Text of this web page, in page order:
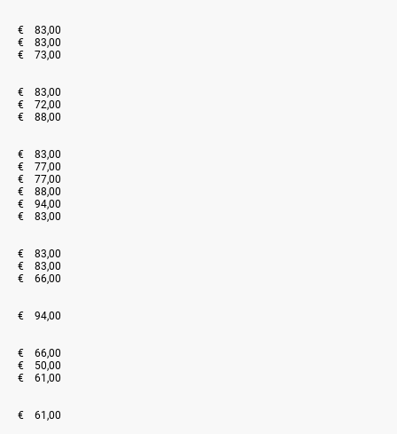
€ 83,00
€ 83,00
€ 73,00
€ 83,00
€ 72,00
€ 88,00
€ 83,00
€ 77,00
€ 77,00
€ 88,00
€ 94,00
€ 83,00
€ 83,00
€ 83,00
€ 66,00
€ 94,00
€ 66,00
€ 50,00
€ 61,00
€ 61,00